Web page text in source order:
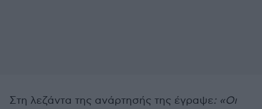
Στη λεζάντα της ανάρτησής της έγραψε: «Οι